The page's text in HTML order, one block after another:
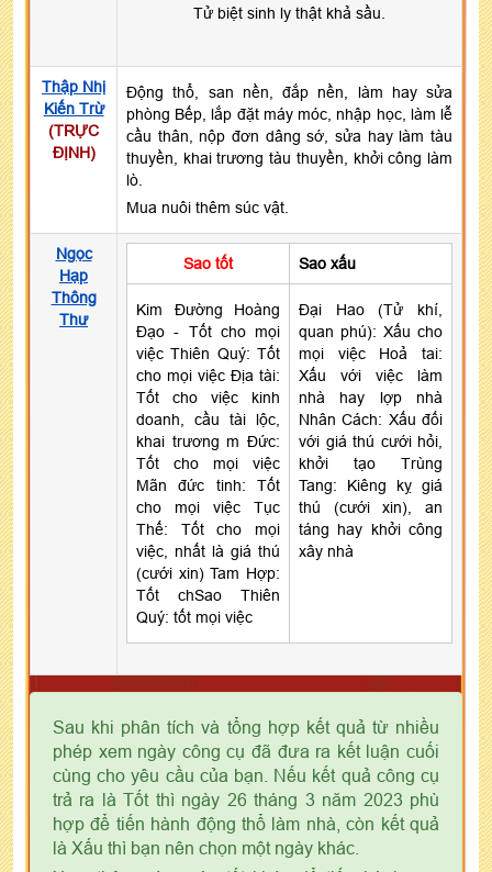
Tử biệt sinh ly thật khả sầu.
Thập Nhị
Kiến Trừ
(TRỰC
ĐỊNH)
Động thổ, san nền, đắp nền, làm hay sửa
phòng Bếp, lắp đặt máy móc, nhập học, làm lễ
cầu thân, nộp đơn dâng sớ, sửa hay làm tàu
thuyền, khai trương tàu thuyền, khởi công làm
lò.
Mua nuôi thêm súc vật.
Ngọc
Hạp
Thông
Thư
Sao tốt Sao xấu
Kim Đường Hoàng
Đạo - Tốt cho mọi
việc Thiên Quý: Tốt
cho mọi việc Địa tài:
Tốt cho việc kinh
doanh, cầu tài lộc,
khai trương m Đức:
Tốt cho mọi việc
Mãn đức tinh: Tốt
cho mọi việc Tục
Thế: Tốt cho mọi
việc, nhất là giá thú
(cưới xin) Tam Hợp:
Tốt chSao Thiên
Quý: tốt mọi việc
Đại Hao (Tử khí,
quan phú): Xấu cho
mọi việc Hoả tai:
Xấu với việc làm
nhà hay lợp nhà
Nhân Cách: Xấu đối
với giá thú cưới hỏi,
khởi tạo Trùng
Tang: Kiêng kỵ giá
thú (cưới xin), an
táng hay khởi công
xây nhà
Sau khi phân tích và tổng hợp kết quả từ nhiều
phép xem ngày công cụ đã đưa ra kết luận cuối
cùng cho yêu cầu của bạn. Nếu kết quả công cụ
trả ra là Tốt thì ngày 26 tháng 3 năm 2023 phù
hợp để tiến hành động thổ làm nhà, còn kết quả
là Xấu thì bạn nên chọn một ngày khác.